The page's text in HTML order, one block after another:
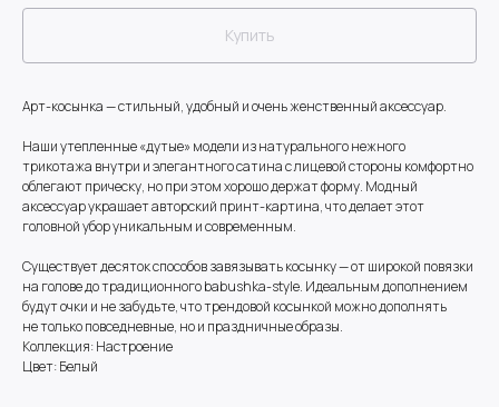
Купить
Арт-косынка — стильный, удобный и очень женственный аксессуар.
Наши утепленные «дутые» модели из натурального нежного
трикотажа внутри и элегантного сатина с лицевой стороны комфортно
облегают прическу, но при этом хорошо держат форму. Модный
аксессуар украшает авторский принт-картина, что делает этот
головной убор уникальным и современным.
Существует десяток способов завязывать косынку — от широкой повязки
на голове до традиционного babushka-style. Идеальным дополнением
будут очки и не забудьте, что трендовой косынкой можно дополнять
не только повседневные, но и праздничные образы.
Коллекция: Настроение
Цвет: Белый